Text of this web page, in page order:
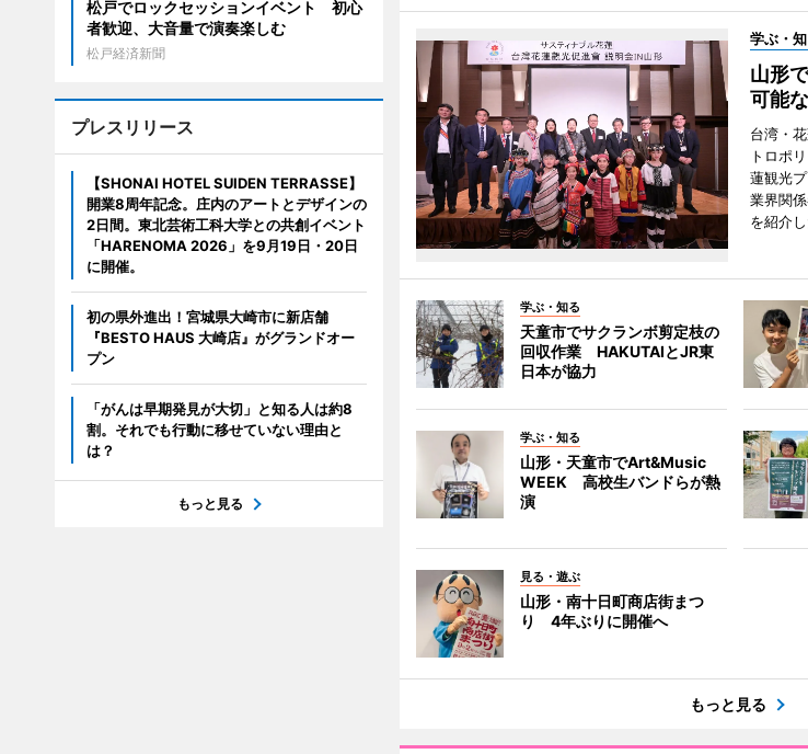
学ぶ・
山形
可能
台湾・
トロポ
蓮観光
業界関
を紹介し
学ぶ・知る
天童市でサクランボ剪定枝の
回収作業 HAKUTAIとJR東
日本が協力
学ぶ・知る
山形・天童市でArt&Music
WEEK 高校生バンドらが熱
演
見る・遊ぶ
山形・南十日町商店街まつ
り 4年ぶりに開催へ
もっと見る
松戸でロックセッションイベント 初心
者歓迎、大音量で演奏楽しむ
松戸経済新聞
プレスリリース
【SHONAI HOTEL SUIDEN TERRASSE】
開業8周年記念。庄内のアートとデザインの
2日間。東北芸術工科大学との共創イベント
「HARENOMA 2026」を9月19日・20日
に開催。
初の県外進出！宮城県大崎市に新店舗
『BESTO HAUS 大崎店』がグランドオー
プン
「がんは早期発見が大切」と知る人は約8
割。それでも行動に移せていない理由と
は？
もっと見る